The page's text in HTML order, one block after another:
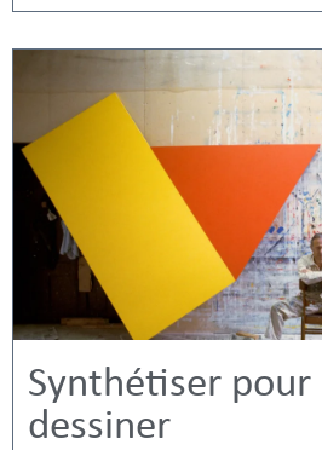
Synthétiser pour
dessiner